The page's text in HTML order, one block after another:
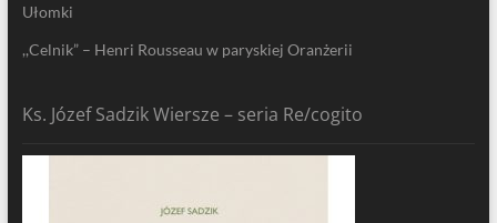
Ułomki
,,Celnik” – Henri Rousseau w paryskiej Oranżerii
Ks. Józef Sadzik Wiersze – seria Re/cogito